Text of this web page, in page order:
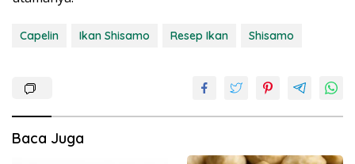
Capelin Ikan Shisamo Resep Ikan Shisamo
Baca Juga